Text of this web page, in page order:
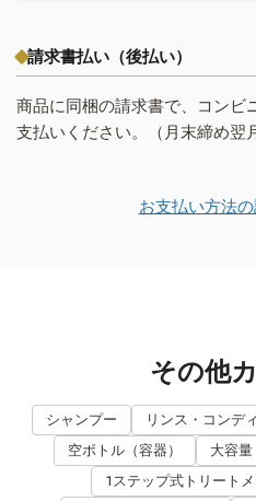
請求書払い（後払い）
商品に同梱の請求書で、コンビ
支払いください。（月末締め翌
お支払い方法
その他
シャンプー リンス・コンデ
空ボトル（容器）
大容量
1ステップ式トリート